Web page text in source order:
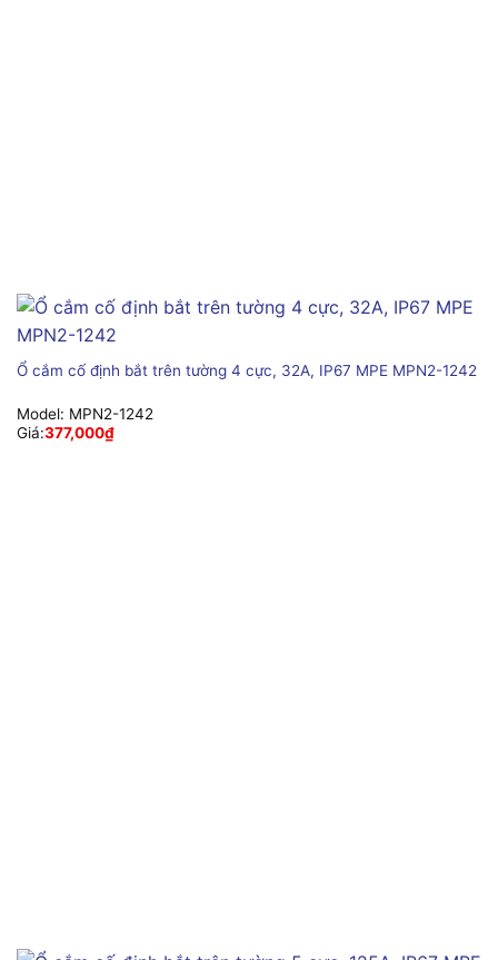
Ổ cắm cố định bắt trên tường 4 cực, 32A, IP67 MPE MPN2-1242
Model: MPN2-1242
Giá:377,000₫